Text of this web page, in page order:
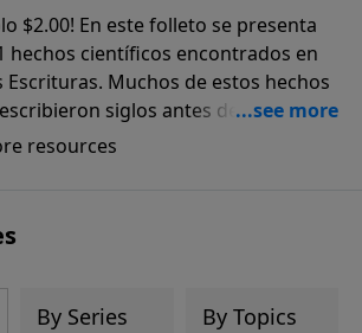
$2.00! En este folleto se presenta
hechos científicos encontrados en
Escrituras. Muchos de estos hechos
siglos antes de que
descubiertos. El anticipado
a la prueba colectiva de que la
es verdaderamente la Palabra
resources
By Series By Topics